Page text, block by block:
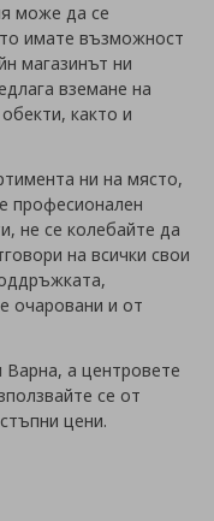
може да се
имате възможност
магазинът ни
вземане на
както и
ни на място,
професионален
не се колебайте да
на всички свои
очаровани и от
а центровете
се от
цени.